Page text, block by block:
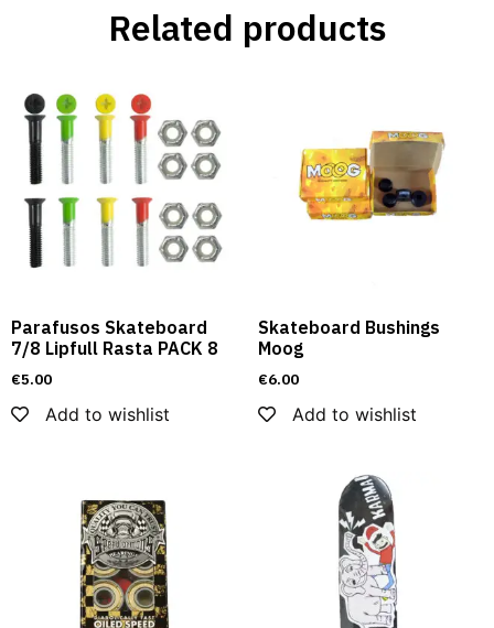
Related products
Parafusos Skateboard
7/8 Lipfull Rasta PACK 8
€5.00
Add to wishlist
Skateboard Bushings
Moog
€6.00
Add to wishlist